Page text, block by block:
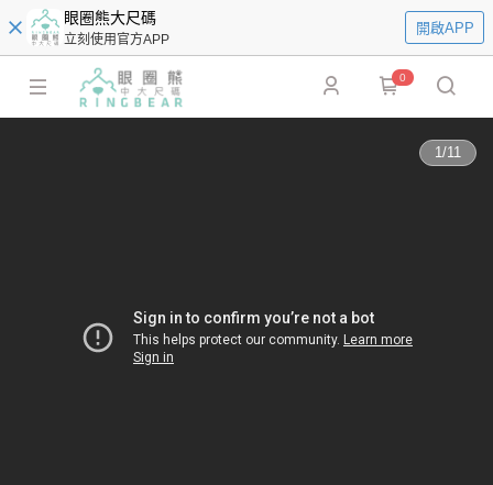
眼圈熊大尺碼
立刻使用官方APP
開啟APP
0
1/11